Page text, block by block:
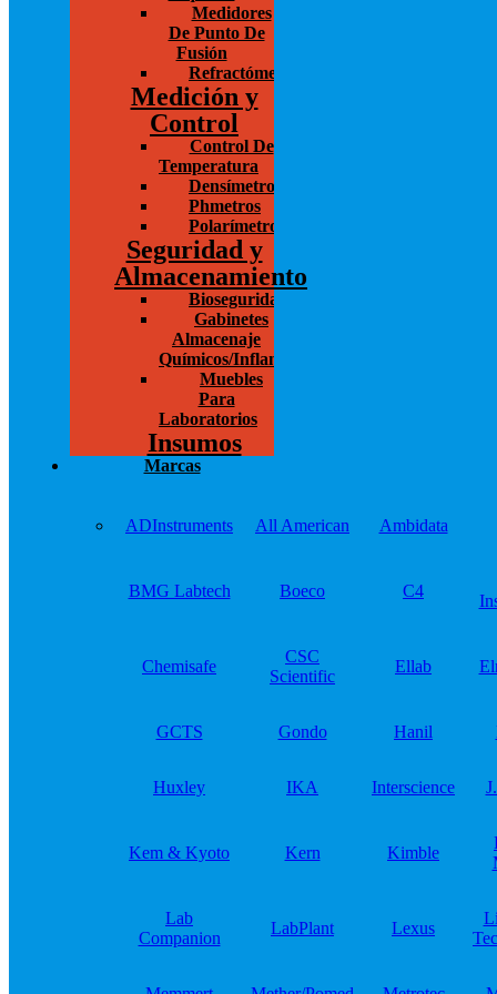
Medidores
De Punto De
Fusión
Refractómetro
Medición y
Control
Control De
Temperatura
Densímetros
Phmetros
Polarímetros
Seguridad y
Almacenamiento
Bioseguridad
Gabinetes
Almacenaje
Químicos/Inflamables
Muebles
Para
Laboratorios
Insumos
Marcas
ADInstruments All American Ambidata
BMG Labtech Boeco C4
Chemisafe
CSC
Scientific
Ellab
GCTS Gondo Hanil
Huxley IKA Interscience
Kem & Kyoto Kern Kimble
Lab
Companion
LabPlant Lexus